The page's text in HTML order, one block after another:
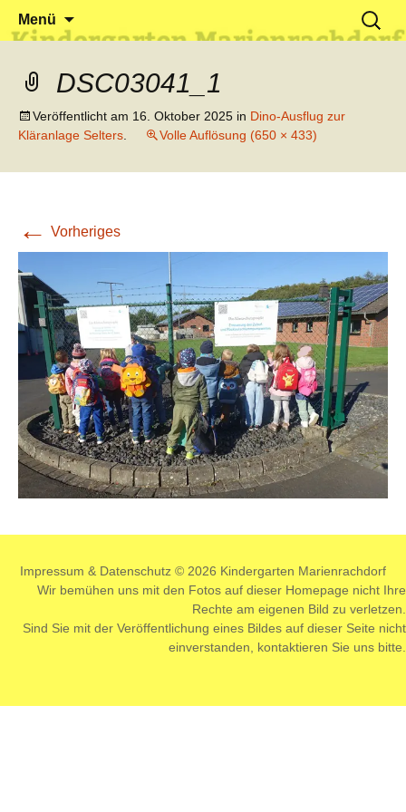
Kindergarten Marienrachdorf
Klein reingehen – Groß rauskommen
Menü
Suchen
nach:
DSC03041_1
Veröffentlicht am 16. Oktober 2025 in Dino-Ausflug zur
Kläranlage Selters
Volle Auflösung (650 × 433)
← Vorheriges
Impressum & Datenschutz © 2026 Kindergarten Marienrachdorf
Wir bemühen uns mit den Fotos auf dieser Homepage nicht Ihre
Rechte am eigenen Bild zu verletzen.
Sind Sie mit der Veröffentlichung eines Bildes auf dieser Seite nicht
einverstanden, kontaktieren Sie uns bitte.